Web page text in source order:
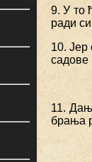
9. У то
ради
10. Јер
садове
11.
брања